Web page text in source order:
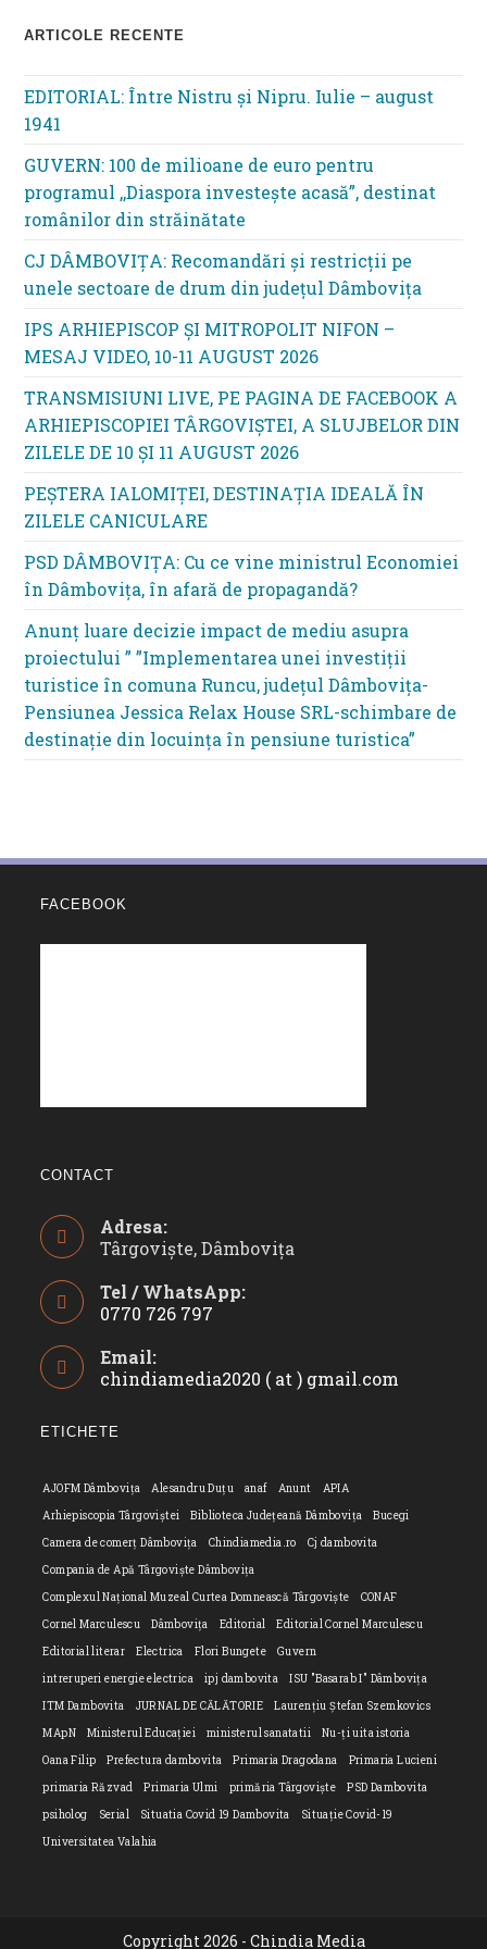
ARTICOLE RECENTE
EDITORIAL: Între Nistru şi Nipru. Iulie – august
1941
GUVERN: 100 de milioane de euro pentru
programul ,,Diaspora investește acasă”, destinat
românilor din străinătate
CJ DÂMBOVIȚA: Recomandări și restricții pe
unele sectoare de drum din județul Dâmbovița
IPS ARHIEPISCOP ȘI MITROPOLIT NIFON –
MESAJ VIDEO, 10-11 AUGUST 2026
TRANSMISIUNI LIVE, PE PAGINA DE FACEBOOK A
ARHIEPISCOPIEI TÂRGOVIȘTEI, A SLUJBELOR DIN
ZILELE DE 10 ȘI 11 AUGUST 2026
PEȘTERA IALOMIȚEI, DESTINAȚIA IDEALĂ ÎN
ZILELE CANICULARE
PSD DÂMBOVIȚA: Cu ce vine ministrul Economiei
în Dâmbovița, în afară de propagandă?
Anunț luare decizie impact de mediu asupra
proiectului ” ”Implementarea unei investiții
turistice în comuna Runcu, județul Dâmbovița-
Pensiunea Jessica Relax House SRL-schimbare de
destinație din locuința în pensiune turistica”
FACEBOOK
CONTACT
Adresa:
Târgoviște, Dâmbovița
Tel / WhatsApp:
0770 726 797
in
your
Email:
chindiamedia2020 ( at ) gmail.com
ETICHETE
AJOFM Dâmbovița Alesandru Duțu anaf Anunt
APIA
Arhiepiscopia Târgoviștei
Biblioteca Județeană Dâmbovița
Bucegi
Camera de comerț Dâmbovița
Chindiamedia.ro
Cj dambovita
Compania de Apă Târgoviște Dâmbovița
Complexul Național Muzeal Curtea Domnească Târgoviște
CONAF
Cornel Marculescu
Dâmbovița Editorial
Editorial Cornel Marculescu
Editorial literar
Electrica Flori Bungete
Guvern
intreruperi energie electrica
ipj dambovita
ISU "Basarab I" Dâmbovița
ITM Dambovita
JURNAL DE CĂLĂTORIE
Laurențiu Ștefan Szemkovics
MApN
Ministerul Educației ministerul sanatatii
Nu-ți uita istoria
Oana Filip
Prefectura dambovita Primaria Dragodana
Primaria Lucieni
primaria Răzvad
Primaria Ulmi primăria Târgoviște
PSD Dambovita
psiholog
Serial Situatia Covid 19 Dambovita
Situație Covid-19
Universitatea Valahia
Copyright 2026 - Chindia Media